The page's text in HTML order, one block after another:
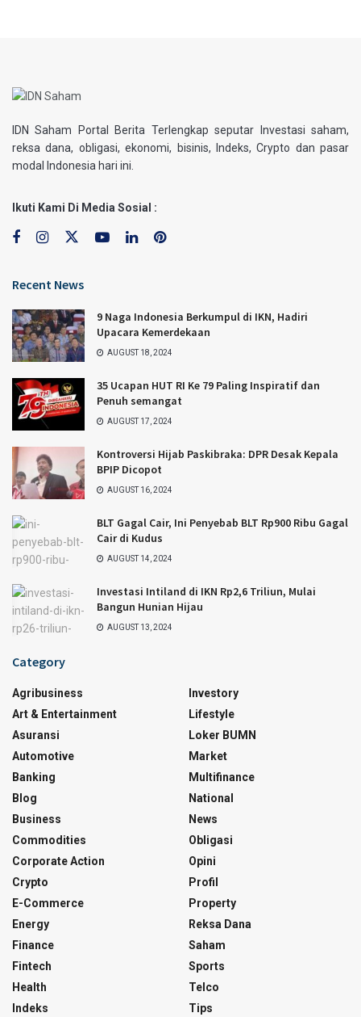
IDN Saham Portal Berita Terlengkap seputar Investasi saham,
reksa dana, obligasi, ekonomi, bisinis, Indeks, Crypto dan pasar
modal Indonesia hari ini.
Ikuti Kami Di Media Sosial :
Recent News
9 Naga Indonesia Berkumpul di IKN, Hadiri
Upacara Kemerdekaan
AUGUST 18, 2024
35 Ucapan HUT RI Ke 79 Paling Inspiratif dan
Penuh semangat
AUGUST 17, 2024
Kontroversi Hijab Paskibraka: DPR Desak Kepala
BPIP Dicopot
AUGUST 16, 2024
BLT Gagal Cair, Ini Penyebab BLT Rp900 Ribu Gagal
Cair di Kudus
AUGUST 14, 2024
Investasi Intiland di IKN Rp2,6 Triliun, Mulai
Bangun Hunian Hijau
AUGUST 13, 2024
Category
Agribusiness
Art & Entertainment
Asuransi
Automotive
Banking
Blog
Business
Commodities
Corporate Action
Crypto
E-Commerce
Energy
Finance
Fintech
Health
Indeks
Investory
Lifestyle
Loker BUMN
Market
Multifinance
National
News
Obligasi
Opini
Profil
Property
Reksa Dana
Saham
Sports
Telco
Tips